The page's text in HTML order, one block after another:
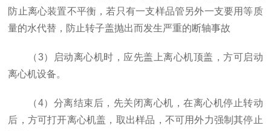
防止离心装置不平衡，若只有一支样品管另外一支要用等质
量的水代替，防止转子盖抛出而发生严重的断轴事故
（3）启动离心机时，应先盖上离心机顶盖，方可启动
离心机设备。
（4）分离结束后，先关闭离心机，在离心机停止转动
后，方可打开离心机盖，取出样品，不可用外力强制其停止